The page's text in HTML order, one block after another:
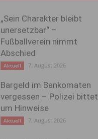
„Sein Charakter bleibt
unersetzbar“ –
Fußballverein nimmt
Abschied
Aktuell 7. August 2026
Bargeld im Bankomaten
vergessen – Polizei bittet
um Hinweise
Aktuell 7. August 2026